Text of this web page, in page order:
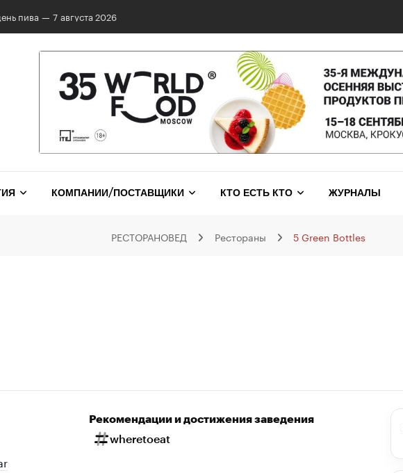
пива — 7 августа 2026
КОМПАНИИ/ПОСТАВЩИКИ КТО ЕСТЬ КТО ЖУРНАЛЫ
РЕСТОРАНОВЕД Рестораны 5 Green Bottles
Рекомендации и достижения заведения
wheretoeat